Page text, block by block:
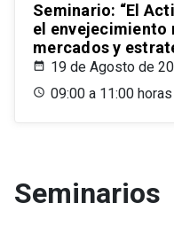
Seminario: “El
el
mercados y
19 de Agosto de
09:00 a 11:00 horas
Seminarios